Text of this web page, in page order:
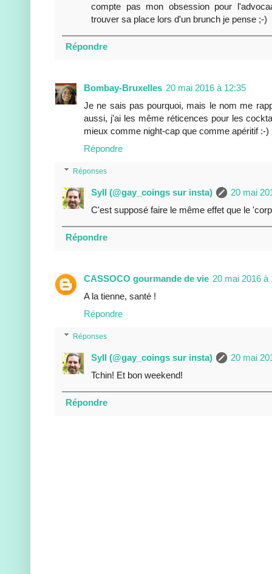
compte pas mon obsession pour
trouver sa place lors d'un brunch je pense ;-)
Répondre
Bombay-Bruxelles 20 mai 2016 à 12:35
Je ne sais pas pourquoi, mais le nom me
aussi, j'ai les même réticences pour les
mieux comme night-cap que comme apéritif :-)
Répondre
Réponses
Syll (@gay_coings sur insta)
20 mai
C'est supposé faire le même effet que le
Répondre
CASSOCO gourmande de vie 20 mai 2016 à
A la tienne, santé !
Répondre
Réponses
Syll (@gay_coings sur insta)
20 mai
Tchin! Et bon weekend!
Répondre